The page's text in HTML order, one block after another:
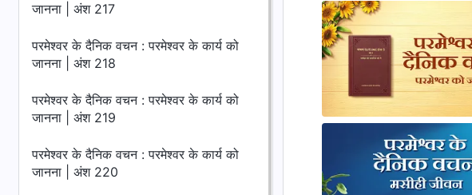
जानना | अंश 217
परमेश्वर के दैनिक वचन : परमेश्वर के कार्य को
जानना | अंश 218
परमेश्वर के दैनिक वचन : परमेश्वर के कार्य को
जानना | अंश 219
परमेश्वर के दैनिक वचन : परमेश्वर के कार्य को
जानना | अंश 220